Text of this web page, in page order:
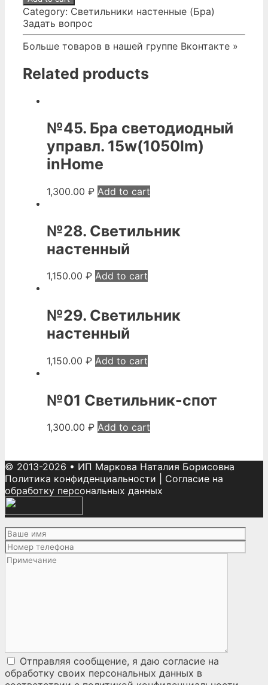
настенный
SPF-
4770
WHITE/
400мм
с
MIRROR
Category: Светильники настенные (Бра)
Задать вопрос
Больше товаров в нашей группе Вконтакте »
Related products
№45. Бра светодиодный
управл. 15w(1050lm)
inHome
1,300.00 ₽ Add to cart
№28. Светильник
настенный
1,150.00 ₽ Add to cart
№29. Светильник
настенный
1,150.00 ₽ Add to cart
№01 Светильник-спот
1,300.00 ₽ Add to cart
© 2013-2026 • ИП Маркова Наталия Борисовна
Политика конфиденциальности
Согласие на
обработку персональных данных
Отправляя сообщение, я даю согласие на
обработку своих персональных данных в